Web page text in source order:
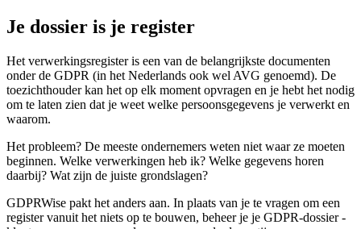
Je dossier is je register
Het verwerkingsregister is een van de belangrijkste documenten
onder de GDPR (in het Nederlands ook wel AVG genoemd). De
toezichthouder kan het op elk moment opvragen en je hebt het nodig
om te laten zien dat je weet welke persoonsgegevens je verwerkt en
waarom.
Het probleem? De meeste ondernemers weten niet waar ze moeten
beginnen. Welke verwerkingen heb ik? Welke gegevens horen
daarbij? Wat zijn de juiste grondslagen?
GDPRWise pakt het anders aan. In plaats van je te vragen om een
register vanuit het niets op te bouwen, beheer je je GDPR-dossier -